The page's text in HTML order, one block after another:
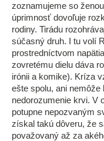
zoznamujeme so
úprimnosť dovoľuje
rodiny. Tirádu
súčasný druh. I tu volí
prostredníctvom
zovretému dielu dáva
irónii a komike). Kríza
ešte spolu, ani
nedorozumenie krvi. V
potupne nepozvaným
získal takú dôveru, že
považovaný až za